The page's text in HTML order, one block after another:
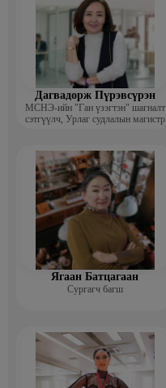
Дагвадорж Пүрэвсүрэн
МСНЭ-ийн "Ган үзэгтэн" шагналт
сэтгүүлч, Урлаг судлалын магистр
Ягаан Батцагаан
Сургагч багш